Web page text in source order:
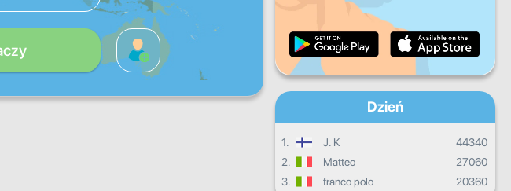
Ogólny postęp
Dzień
1. J. K
44340
2.
Matteo
27060
3.
franco polo 20360